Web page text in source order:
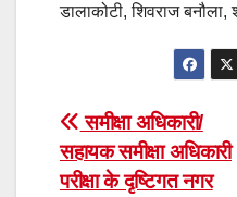
डालाकोटी, शिवराज बनौला,
Post
navigation
समीक्षा अधिकारी/
सहायक समीक्षा अधिकारी
परीक्षा के दृष्टिगत नगर